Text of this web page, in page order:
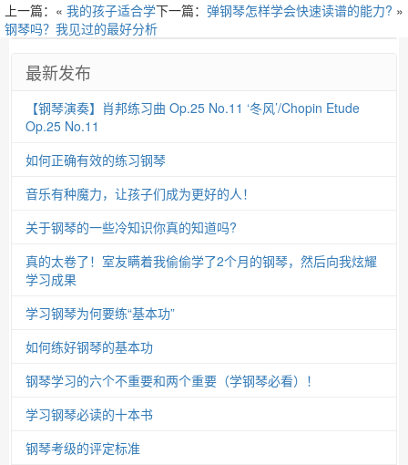
下一篇： 弹钢琴怎样学会快速读谱的能力? »
上一篇：« 我的孩子适合学
钢琴吗？我见过的最好分析
最新发布
【钢琴演奏】肖邦练习曲 Op.25 No.11 ‘冬风’/Chopin Etude
Op.25 No.11
如何正确有效的练习钢琴
音乐有种魔力，让孩子们成为更好的人！
关于钢琴的一些冷知识你真的知道吗?
真的太卷了！室友瞒着我偷偷学了2个月的钢琴，然后向我炫耀
学习成果
学习钢琴为何要练“基本功”
如何练好钢琴的基本功
钢琴学习的六个不重要和两个重要（学钢琴必看）！
学习钢琴必读的十本书
钢琴考级的评定标准